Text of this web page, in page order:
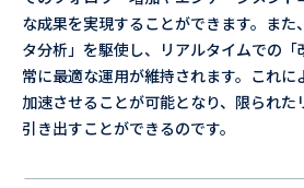
な成果を実現することができます。また
タ分析」を駆使し、リアルタイムでの「
常に最適な運用が維持されます。これに
加速させることが可能となり、限られた
引き出すことができるのです。